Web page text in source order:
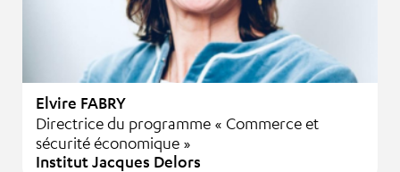
Elvire FABRY
Directrice du programme « Commerce et
sécurité économique »
Institut Jacques Delors